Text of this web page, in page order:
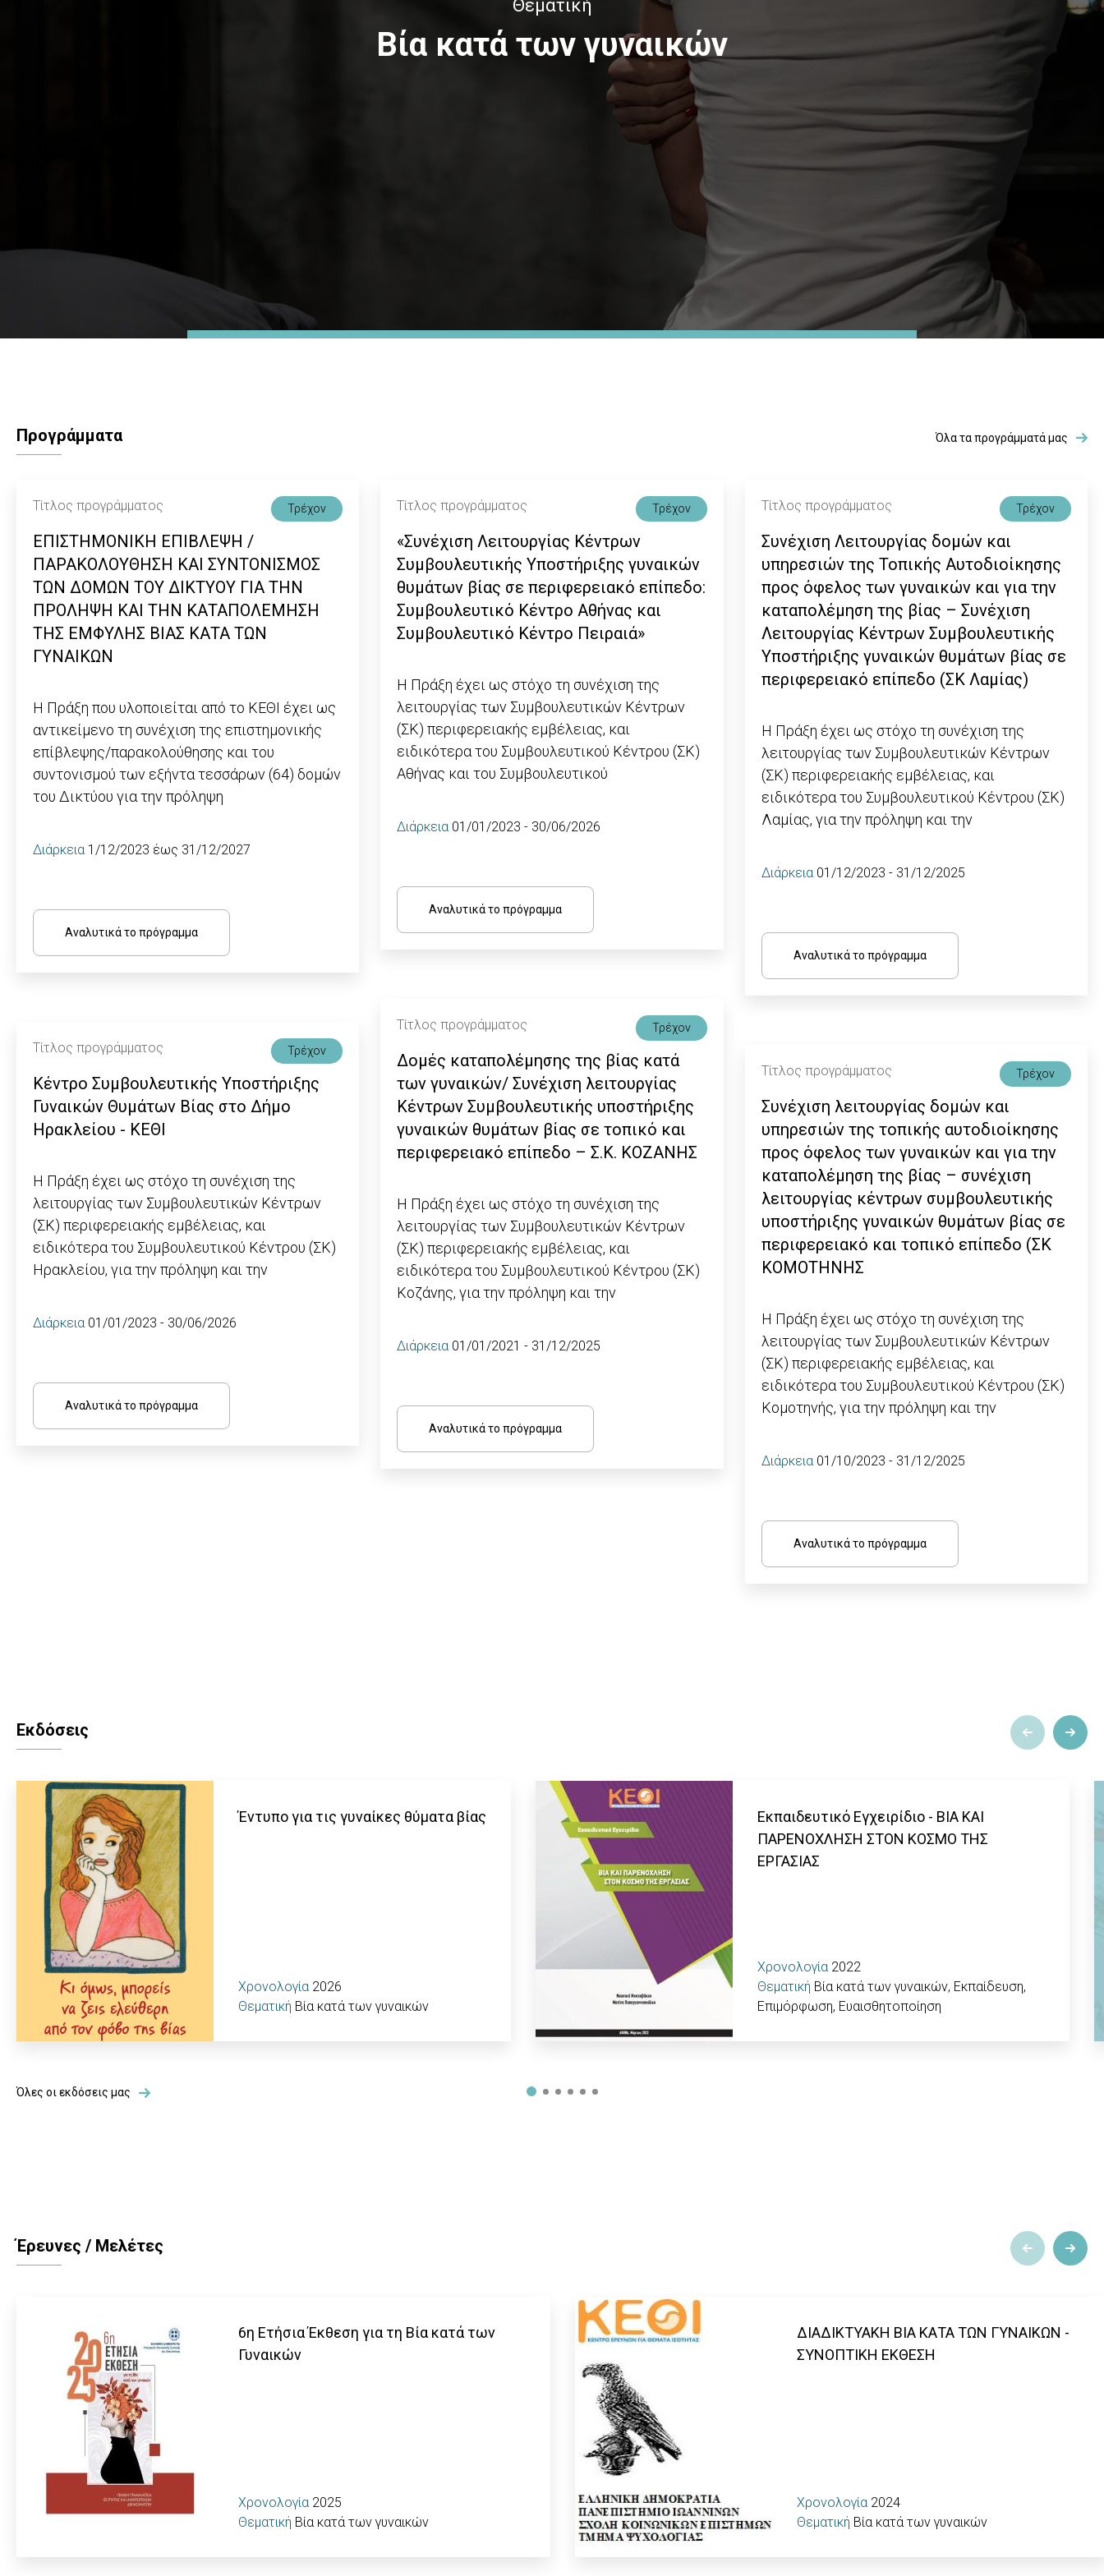
Θεματική
Βία κατά των γυναικών
Προγράμματα Όλα τα προγράμματά μας
Τίτλος προγράμματος Τρέχον
ΕΠΙΣΤΗΜΟΝΙΚΗ ΕΠΙΒΛΕΨΗ /
ΠΑΡΑΚΟΛΟΥΘΗΣΗ ΚΑΙ ΣΥΝΤΟΝΙΣΜΟΣ
ΤΩΝ ΔΟΜΩΝ ΤΟΥ ΔΙΚΤΥΟΥ ΓΙΑ ΤΗΝ
ΠΡΟΛΗΨΗ ΚΑΙ ΤΗΝ ΚΑΤΑΠΟΛΕΜΗΣΗ
ΤΗΣ ΕΜΦΥΛΗΣ ΒΙΑΣ ΚΑΤΑ ΤΩΝ
ΓΥΝΑΙΚΩΝ
Η Πράξη που υλοποιείται από το ΚΕΘΙ έχει ως
αντικείμενο τη συνέχιση της επιστημονικής
επίβλεψης/παρακολούθησης και του
συντονισμού των εξήντα τεσσάρων (64) δομών
του Δικτύου για την πρόληψη
Διάρκεια 1/12/2023 έως 31/12/2027
Αναλυτικά το πρόγραμμα
Τίτλος προγράμματος Τρέχον
«Συνέχιση Λειτουργίας Κέντρων
Συμβουλευτικής Υποστήριξης γυναικών
θυμάτων βίας σε περιφερειακό επίπεδο:
Συμβουλευτικό Κέντρο Αθήνας και
Συμβουλευτικό Κέντρο Πειραιά»
Η Πράξη έχει ως στόχο τη συνέχιση της
λειτουργίας των Συμβουλευτικών Κέντρων
(ΣΚ) περιφερειακής εμβέλειας, και
ειδικότερα του Συμβουλευτικού Κέντρου (ΣΚ)
Αθήνας και του Συμβουλευτικού
Διάρκεια 01/01/2023 - 30/06/2026
Αναλυτικά το πρόγραμμα
Τίτλος προγράμματος Τρέχον
Συνέχιση Λειτουργίας δομών και
υπηρεσιών της Τοπικής Αυτοδιοίκησης
προς όφελος των γυναικών και για την
καταπολέμηση της βίας – Συνέχιση
Λειτουργίας Κέντρων Συμβουλευτικής
Υποστήριξης γυναικών θυμάτων βίας σε
περιφερειακό επίπεδο (ΣΚ Λαμίας)
Η Πράξη έχει ως στόχο τη συνέχιση της
λειτουργίας των Συμβουλευτικών Κέντρων
(ΣΚ) περιφερειακής εμβέλειας, και
ειδικότερα του Συμβουλευτικού Κέντρου (ΣΚ)
Λαμίας, για την πρόληψη και την
Διάρκεια 01/12/2023 - 31/12/2025
Αναλυτικά το πρόγραμμα
Τίτλος προγράμματος Τρέχον
Δομές καταπολέμησης της βίας κατά
των γυναικών/ Συνέχιση λειτουργίας
Κέντρων Συμβουλευτικής υποστήριξης
γυναικών θυμάτων βίας σε τοπικό και
περιφερειακό επίπεδο – Σ.Κ. ΚΟΖΑΝΗΣ
Η Πράξη έχει ως στόχο τη συνέχιση της
λειτουργίας των Συμβουλευτικών Κέντρων
(ΣΚ) περιφερειακής εμβέλειας, και
ειδικότερα του Συμβουλευτικού Κέντρου (ΣΚ)
Κοζάνης, για την πρόληψη και την
Διάρκεια 01/01/2021 - 31/12/2025
Αναλυτικά το πρόγραμμα
Τίτλος προγράμματος Τρέχον
Κέντρο Συμβουλευτικής Υποστήριξης
Γυναικών Θυμάτων Βίας στο Δήμο
Ηρακλείου - ΚΕΘΙ
Η Πράξη έχει ως στόχο τη συνέχιση της
λειτουργίας των Συμβουλευτικών Κέντρων
(ΣΚ) περιφερειακής εμβέλειας, και
ειδικότερα του Συμβουλευτικού Κέντρου (ΣΚ)
Ηρακλείου, για την πρόληψη και την
Διάρκεια 01/01/2023 - 30/06/2026
Αναλυτικά το πρόγραμμα
Τίτλος προγράμματος Τρέχον
Συνέχιση λειτουργίας δομών και
υπηρεσιών της τοπικής αυτοδιοίκησης
προς όφελος των γυναικών και για την
καταπολέμηση της βίας – συνέχιση
λειτουργίας κέντρων συμβουλευτικής
υποστήριξης γυναικών θυμάτων βίας σε
περιφερειακό και τοπικό επίπεδο (ΣΚ
ΚΟΜΟΤΗΝΗΣ
Η Πράξη έχει ως στόχο τη συνέχιση της
λειτουργίας των Συμβουλευτικών Κέντρων
(ΣΚ) περιφερειακής εμβέλειας, και
ειδικότερα του Συμβουλευτικού Κέντρου (ΣΚ)
Κομοτηνής, για την πρόληψη και την
Διάρκεια 01/10/2023 - 31/12/2025
Αναλυτικά το πρόγραμμα
Εκδόσεις
Έντυπο για τις γυναίκες θύματα βίας
Χρονολογία 2026
Θεματική Βία κατά των γυναικών
Εκπαιδευτικό Εγχειρίδιο - ΒΙΑ ΚΑΙ
ΠΑΡΕΝΟΧΛΗΣΗ ΣΤΟΝ ΚΟΣΜΟ ΤΗΣ
ΕΡΓΑΣΙΑΣ
Χρονολογία 2022
Θεματική Βία κατά των γυναικών, Εκπαίδευση,
Επιμόρφωση, Ευαισθητοποίηση
Όλες οι εκδόσεις μας
Έρευνες / Μελέτες
6η Ετήσια Έκθεση για τη Βία κατά των
Γυναικών
Χρονολογία 2025
Θεματική Βία κατά των γυναικών
ΔΙΑΔΙΚΤΥΑΚΗ ΒΙΑ ΚΑΤΑ ΤΩΝ ΓΥΝΑΙΚΩΝ -
ΣΥΝΟΠΤΙΚΗ ΕΚΘΕΣΗ
Χρονολογία 2024
Θεματική Βία κατά των γυναικών